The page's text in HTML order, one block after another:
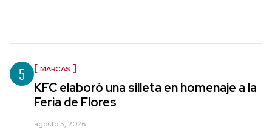
5 MARCAS
KFC elaboró una silleta en homenaje a la
Feria de Flores
agosto 5, 2026